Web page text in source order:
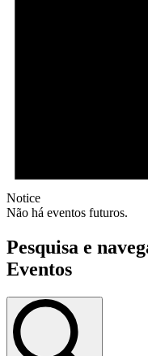
Notice
Não há eventos futuros.
Pesquisa e
Eventos